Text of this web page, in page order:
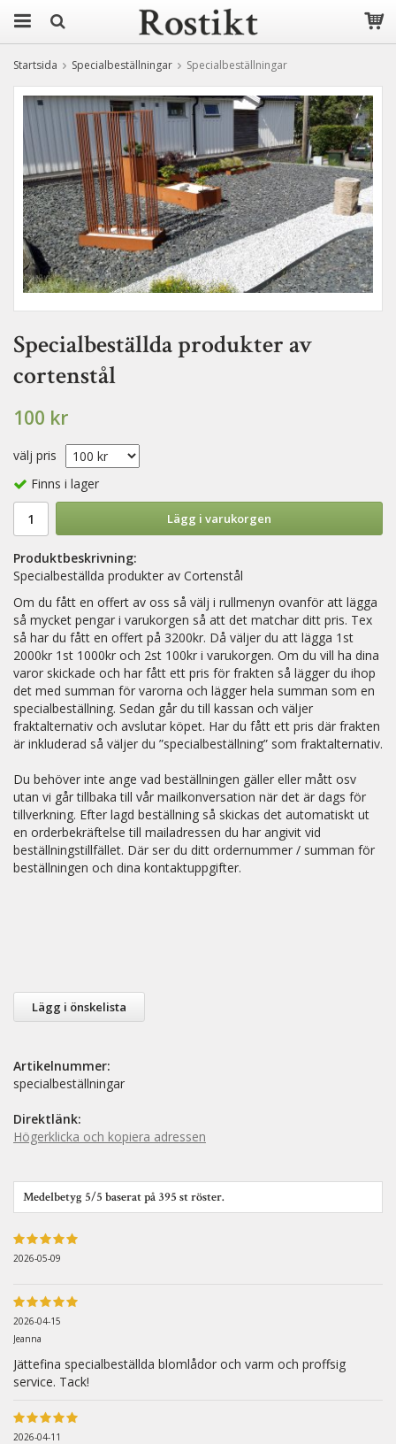
Startsida Specialbeställningar Specialbeställningar
Specialbeställda produkter av
cortenstål
100 kr
välj pris
Finns i lager
Lägg i varukorgen
Produktbeskrivning:
Specialbeställda produkter av Cortenstål
Om du fått en offert av oss så välj i rullmenyn ovanför att lägga
så mycket pengar i varukorgen så att det matchar ditt pris. Tex
så har du fått en offert på 3200kr. Då väljer du att lägga 1st
2000kr 1st 1000kr och 2st 100kr i varukorgen. Om du vill ha dina
varor skickade och har fått ett pris för frakten så lägger du ihop
det med summan för varorna och lägger hela summan som en
specialbeställning. Sedan går du till kassan och väljer
fraktalternativ och avslutar köpet. Har du fått ett pris där frakten
är inkluderad så väljer du ”specialbeställning” som fraktalternativ.
Du behöver inte ange vad beställningen gäller eller mått osv
utan vi går tillbaka till vår mailkonversation när det är dags för
tillverkning. Efter lagd beställning så skickas det automatiskt ut
en orderbekräftelse till mailadressen du har angivit vid
beställningstillfället. Där ser du ditt ordernummer / summan för
beställningen och dina kontaktuppgifter.
Lägg i önskelista
Artikelnummer:
specialbeställningar
Direktlänk:
Högerklicka och kopiera adressen
Medelbetyg 5/5 baserat på 395 st röster.
2026-05-09
2026-04-15
Jeanna
Jättefina specialbeställda blomlådor och varm och proffsig
service. Tack!
2026-04-11